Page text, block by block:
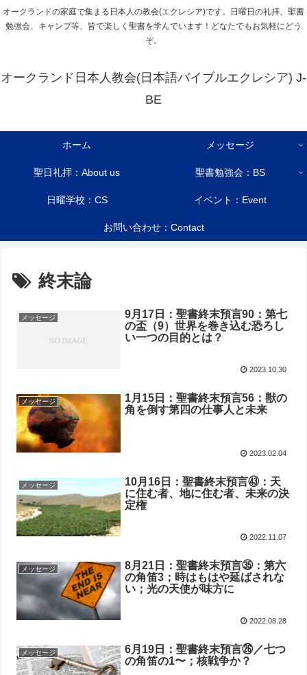
オークランドの家庭で集まる日本人の教会(エクレシア)です。日曜日の礼拝、聖書
勉強会、キャンプ等、皆で楽しく聖書を学んでいます！どなたでもお気軽にどう
ぞ。
オークランド日本人教会(日本語バイブルエクレシア) J-
BE
ホーム メッセージ
聖日礼拝：About us 聖書勉強会：BS
日曜学校：CS イベント：Event
お問い合わせ：Contact
終末論
メッセージ
9月17日：聖書終末預言90：第七
の盃（9）世界を巻き込む恐ろし
い一つの目的とは？
2023.10.30
メッセージ
1月15日：聖書終末預言56：獣の
角を倒す第四の仕事人と未来
2023.02.04
メッセージ
10月16日：聖書終末預言㊸：天
に住む者、地に住む者、未来の決
定権
2022.11.07
メッセージ
8月21日：聖書終末預言㉟：第六
の角笛3；時はもはや延ばされな
い；光の天使が味方に
2022.08.28
メッセージ
6月19日：聖書終末預言㉖／七つ
の角笛の1〜；核戦争か？